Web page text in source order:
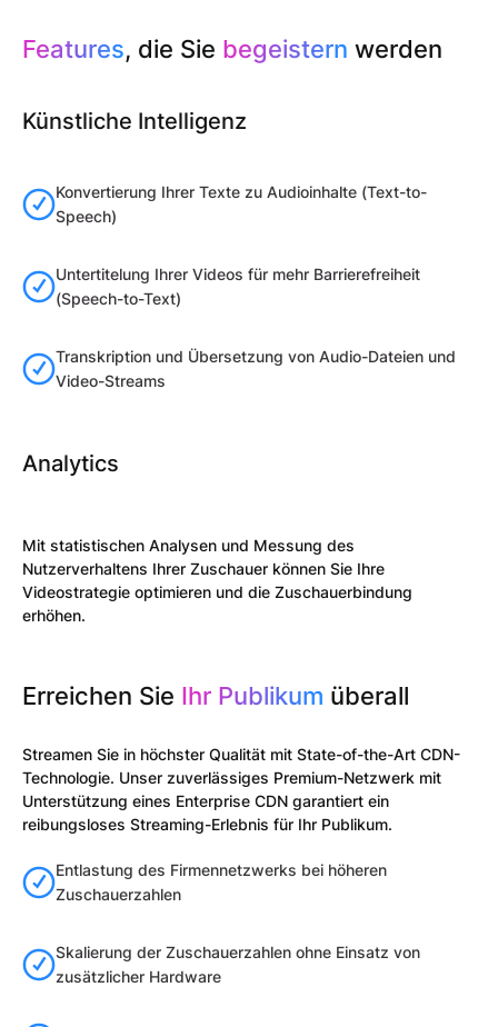
Features, die Sie begeistern werden
Künstliche Intelligenz
Konvertierung Ihrer Texte zu Audioinhalte (Text-to-
Speech)
Untertitelung Ihrer Videos für mehr Barrierefreiheit
(Speech-to-Text)
Transkription und Übersetzung von Audio-Dateien und
Video-Streams
Analytics
Mit statistischen Analysen und Messung des
Nutzerverhaltens Ihrer Zuschauer können Sie Ihre
Videostrategie optimieren und die Zuschauerbindung
erhöhen.
Erreichen Sie Ihr Publikum überall
Streamen Sie in höchster Qualität mit State-of-the-Art CDN-
Technologie. Unser zuverlässiges Premium-Netzwerk mit
Unterstützung eines Enterprise CDN garantiert ein
reibungsloses Streaming-Erlebnis für Ihr Publikum.​
Entlastung des Firmennetzwerks bei höheren
Zuschauerzahlen
Skalierung der Zuschauerzahlen ohne Einsatz von
zusätzlicher Hardware